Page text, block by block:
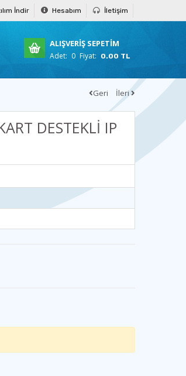
İndir Hesabım İletişim
ALIŞVERİŞ SEPETİM
Adet: 0 Fiyat: 0.00 TL
Geri İleri
DESTEKLİ IP